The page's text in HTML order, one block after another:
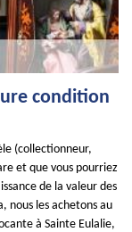
condition
(collectionneur,
et que vous pourriez
de la valeur des
nous les achetons au
à Sainte Eulalie,